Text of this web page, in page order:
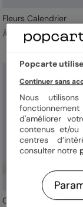
Fleurs Calendrier
À partir de 1,19 €
Couronne jardin
Popcarte
Continuer sans
Nous
d'améliorer
contenus et/ou
centres
consulter notre